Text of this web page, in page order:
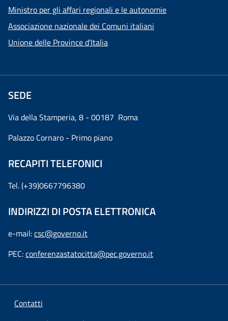
Ministro per gli affari regionali e le autonomie
Associazione nazionale dei Comuni italiani
Unione delle Province d'Italia
SEDE
Via della Stamperia, 8 - 00187 Roma
Palazzo Cornaro - Primo piano
RECAPITI TELEFONICI
Tel. (+39)0667796380
INDIRIZZI DI POSTA ELETTRONICA
e-mail:csc@governo.it
PEC:conferenzastatocitta@pec.governo.it
Contatti